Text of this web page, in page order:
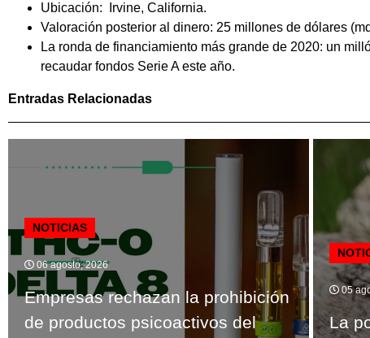
Ubicación: Irvine, California.
Valoración posterior al dinero: 25 millones de dólares
La ronda de financiamiento más grande de 2020: un
recaudar fondos Serie A este año.
Entradas Relacionadas
NOTICIAS
06 agosto, 2026
Empresas rechazan la prohibición
de productos psicoactivos del
05
La